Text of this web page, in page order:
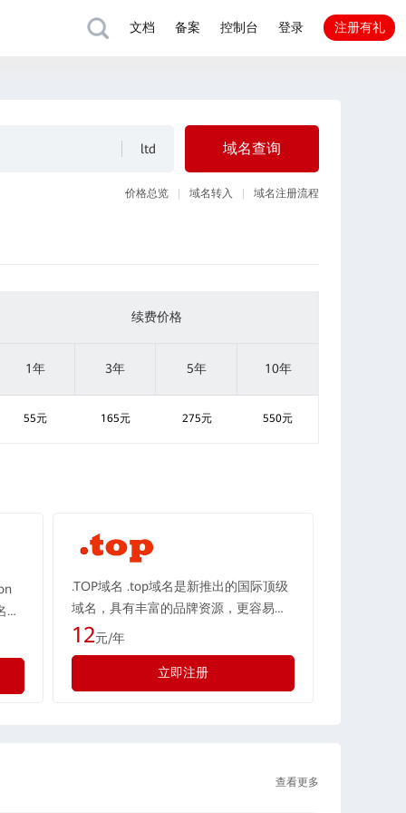
文档 备案 控制台 登录 注册有礼
域名查询
价格总览 域名转入 域名注册流程
续费价格
1年 3年 5年 10年
55元 165元 275元 550元
，
个
.TOP域名 .top域名是新推出的国际顶级
域名，具有丰富的品牌资源，更容易注
册到有意义、简短、易记的域名。top域
席”“顶端”等正能量意思，中文音译
为“突破”，旨在创造一个“高端定位，突
12元/年
立即注册
查看更多